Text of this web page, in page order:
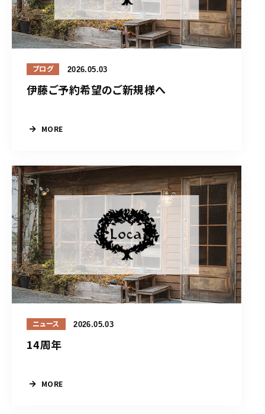
ブログ 2026.05.03
伊藤ご予約希望のご新規様へ
MORE
ニュース 2026.05.03
14周年
MORE